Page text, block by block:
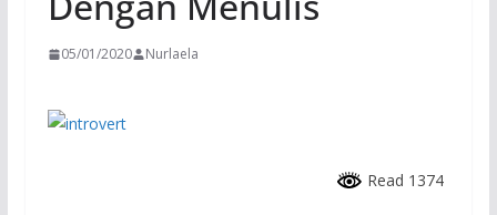
05/01/2020 Nurlaela
Read 1374